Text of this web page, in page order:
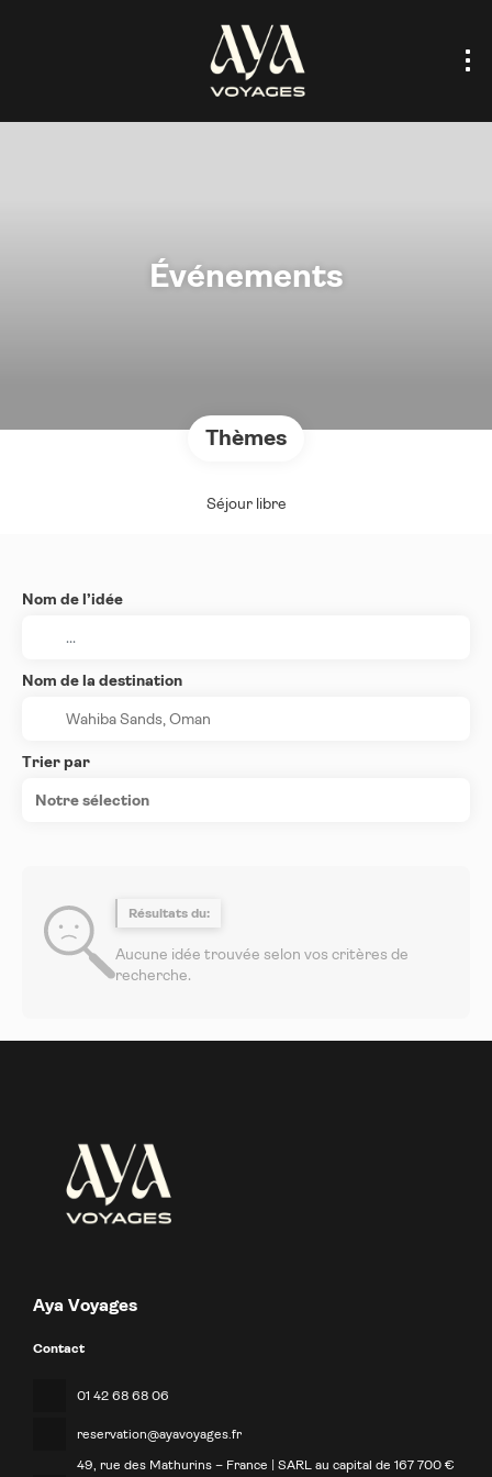
Événements
Thèmes
Séjour libre
Nom de l’idée
Nom de la destination
Trier par
Notre sélection
Résultats du:
Aucune idée trouvée selon vos critères de
recherche.
Aya Voyages
Contact
01 42 68 68 06
reservation@ayavoyages.fr
49, rue des Mathurins – France | SARL au capital de 167 700 €